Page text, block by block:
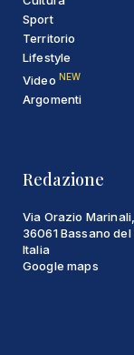
Sport
Territorio
Lifestyle
Video NEW
Argomenti
Redazione
Via Orazio
36061 Bassano del
Italia
Google maps